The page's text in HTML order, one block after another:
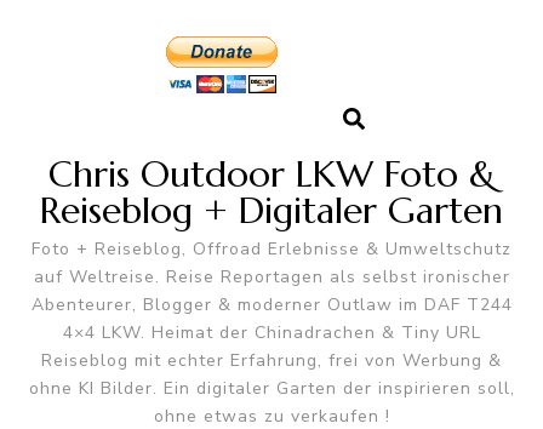
Chris Outdoor LKW Foto &
Reiseblog + Digitaler Garten
Foto + Reiseblog, Offroad Erlebnisse & Umweltschutz
auf Weltreise. Reise Reportagen als selbst ironischer
Abenteurer, Blogger & moderner Outlaw im DAF T244
4×4 LKW. Heimat der Chinadrachen & Tiny URL
Reiseblog mit echter Erfahrung, frei von Werbung &
ohne KI Bilder. Ein digitaler Garten der inspirieren soll,
ohne etwas zu verkaufen !